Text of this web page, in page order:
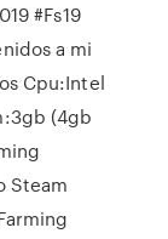
#Fs19
a mi
Cpu:Intel
(4gb
Steam